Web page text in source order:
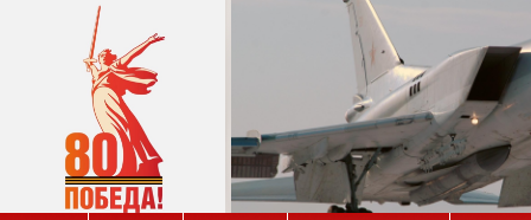
Версия для слабовидящих: